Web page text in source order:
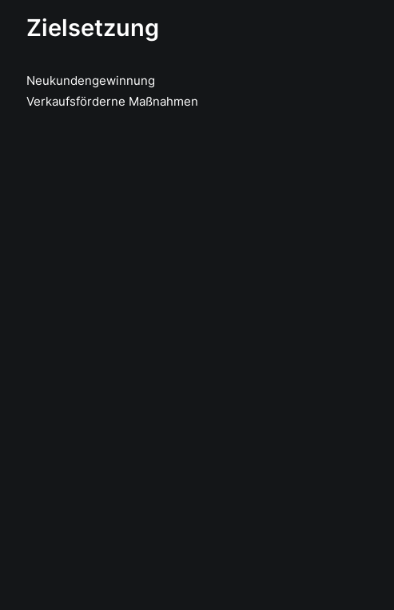
Zielsetzung
Neukundengewinnung
Verkaufsförderne Maßnahmen